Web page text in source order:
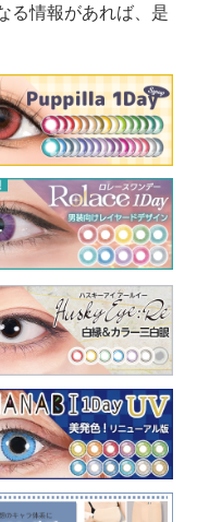
る情報があれば、是